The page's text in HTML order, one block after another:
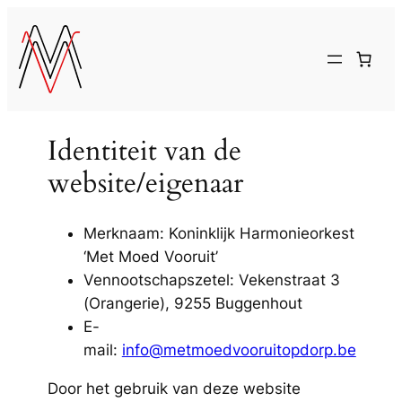
naar
de
inhoud
Identiteit van de
website/eigenaar
Merknaam: Koninklijk Harmonieorkest
‘Met Moed Vooruit’
Vennootschapszetel: Vekenstraat 3
(Orangerie), 9255 Buggenhout
E-
mail: info@metmoedvooruitopdorp.be
Door het gebruik van deze website